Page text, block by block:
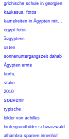
grichische schule in georgien
kaukasus, fotos
kamelreiten in Ägypten mit...
egypt fotos
ã¤gyptens
osten
sonnenuntergangszeit dahab
Ägypten ernte
korfu,
stalin
2010
souvenir
typische
bilder von achilles
hintergrundbilder schwarzwald
alhambra spanien innenhof